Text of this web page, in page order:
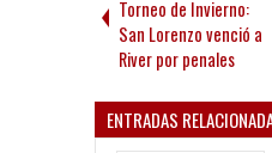
Torneo de Invierno:
San Lorenzo venció a
River por penales
ENTRADAS